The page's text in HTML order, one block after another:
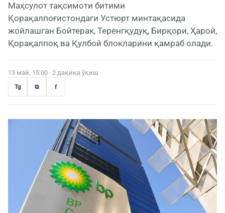
Маҳсулот тақсимоти битими
Қорақалпоғистондаги Устюрт минтақасида
жойлашган Бойтерак, Теренгқудуқ, Бирқори, Ҳарой,
Қорақалпоқ ва Қулбой блокларини қамраб олади.
13 май, 15:00 · 2 дақиқа ўқиш
Tg ⧉ f